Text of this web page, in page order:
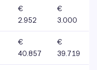
€
2.952
€
3.000
€
40.857
€
39.719